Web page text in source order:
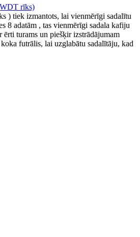
rīks)
) tiek izmantots, lai vienmērīgi sadalītu
8 adatām , tas vienmērīgi sadala kafiju
turams un piešķir izstrādājumam
futrālis, lai uzglabātu sadalītāju, kad